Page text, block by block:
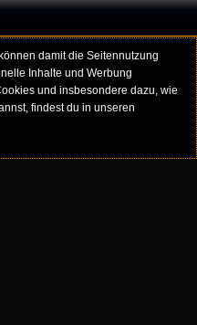
damit die Seitennutzung
Inhalte und Werbung
und insbesondere dazu, wie
findest du in unseren